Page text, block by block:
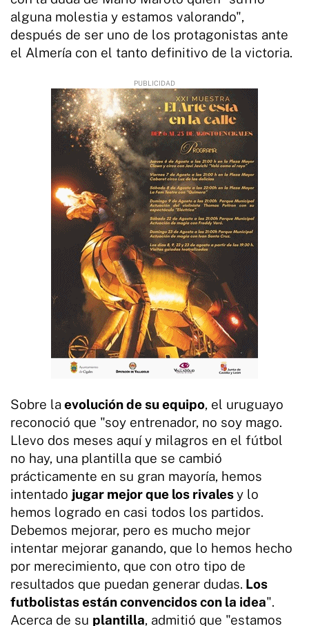
alguna molestia y estamos valorando",
después de ser uno de los protagonistas ante
el Almería con el tanto definitivo de la victoria.
Sobre la evolución de su equipo, el uruguayo
reconoció que "soy entrenador, no soy mago.
Llevo dos meses aquí y milagros en el fútbol
no hay, una plantilla que se cambió
prácticamente en su gran mayoría, hemos
intentado jugar mejor que los rivalesy lo
hemos logrado en casi todos los partidos.
Debemos mejorar, pero es mucho mejor
intentar mejorar ganando, que lo hemos hecho
por merecimiento, que con otro tipo de
resultados que puedan generar dudas. Los
futbolistas están convencidos con la idea".
Acerca de su plantilla, admitió que "estamos